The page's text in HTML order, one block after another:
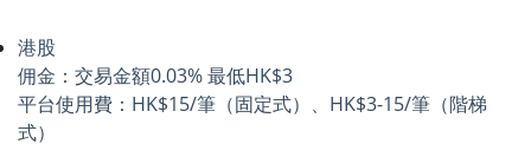
港股
佣金：交易金額0.03% 最低HK$3
平台使用費：HK$15/筆（固定式）、HK$3-15/筆（階梯
式）